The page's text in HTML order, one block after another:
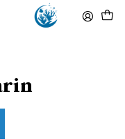
(Envio extresso: 14,90€)